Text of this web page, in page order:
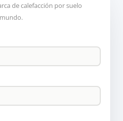
de calefacción por suelo